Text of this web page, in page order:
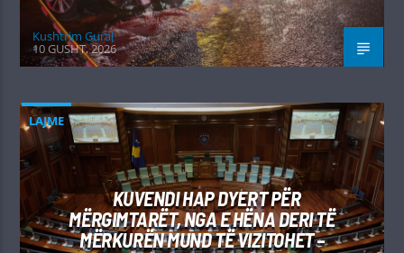
Kushtrim Guraj
10 GUSHT, 2026
LAJME
KUVENDI HAP DYERT PËR
MËRGIMTARËT, NGA E HËNA DERI TË
MËRKURËN MUND TË VIZITOHET –